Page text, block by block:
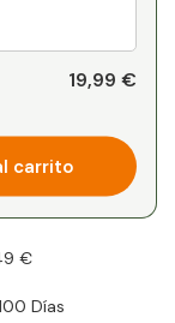
19,99 €
carrito
€
Días